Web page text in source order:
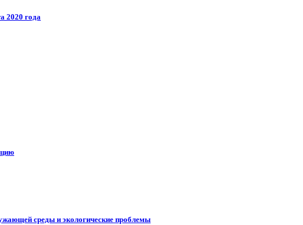
2020 года
среды и экологические проблемы